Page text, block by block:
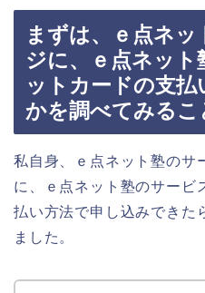
まずは、ｅ点ネ
ジに、ｅ点ネッ
ットカードの支
かを調べてみるこ
私自身、ｅ点ネット塾のサ
に、ｅ点ネット塾のサービ
払い方法で申し込みできた
ました。